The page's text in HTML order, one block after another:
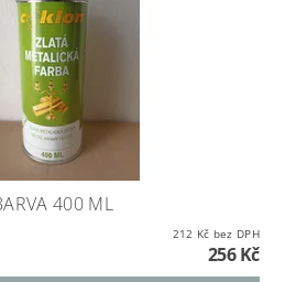
400 ML
212 Kč bez DPH
256 Kč